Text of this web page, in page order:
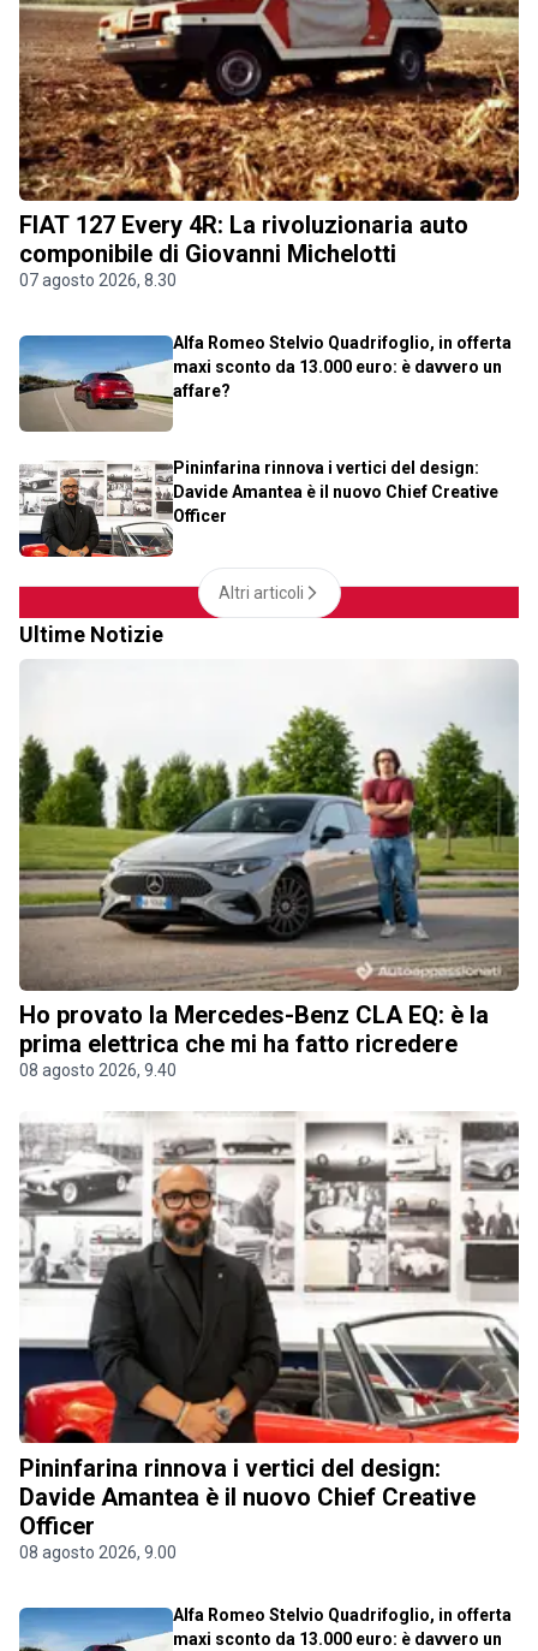
FIAT 127 Every 4R: La rivoluzionaria auto
componibile di Giovanni Michelotti
07 agosto 2026, 8.30
Alfa Romeo Stelvio Quadrifoglio, in offerta
maxi sconto da 13.000 euro: è davvero un
affare?
Pininfarina rinnova i vertici del design:
Davide Amantea è il nuovo Chief Creative
Officer
Altri articoli
Ultime Notizie
Ho provato la Mercedes-Benz CLA EQ: è la
prima elettrica che mi ha fatto ricredere
08 agosto 2026, 9.40
Pininfarina rinnova i vertici del design:
Davide Amantea è il nuovo Chief Creative
Officer
08 agosto 2026, 9.00
Alfa Romeo Stelvio Quadrifoglio, in offerta
maxi sconto da 13.000 euro: è davvero un